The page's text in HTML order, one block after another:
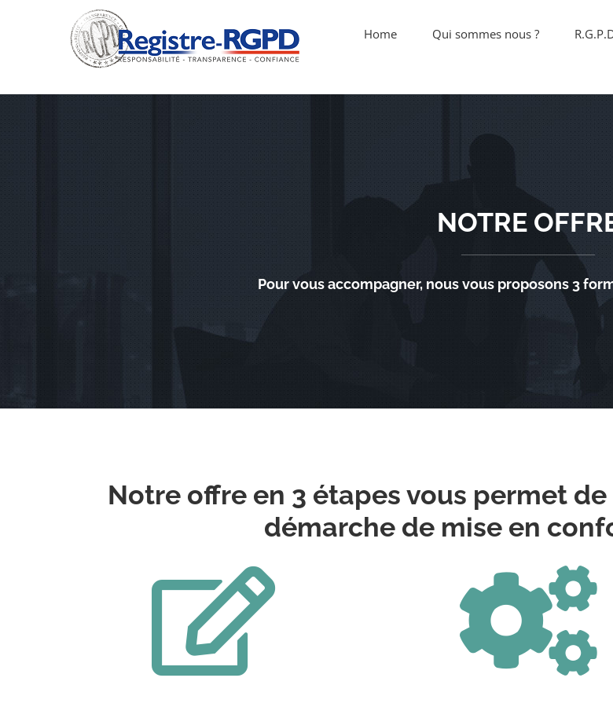
Home Qui sommes nous ?
NOTRE
Pour vous accompagner, nous vous proposons 3
Notre offre en 3 étapes vous permet
démarche de mise en